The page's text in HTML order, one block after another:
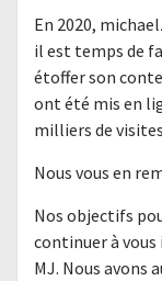
En 2020,
il est temps de
étoffer son
ont été mis en
milliers de
Nous vous en
Nos objectifs
continuer à vous
MJ. Nous avons